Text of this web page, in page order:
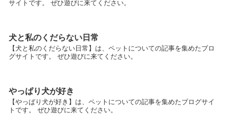
サイトです。 ぜひ遊びに来てください。
犬と私のくだらない日常
【犬と私のくだらない日常】は、ペットについての記事を集めたブロ
グサイトです。 ぜひ遊びに来てください。
やっぱり犬が好き
【やっぱり犬が好き】は、ペットについての記事を集めたブログサイ
トです。 ぜひ遊びに来てください。